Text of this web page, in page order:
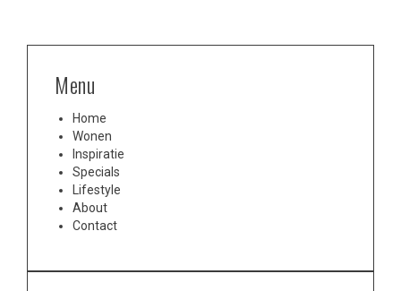
Menu
Home
Wonen
Inspiratie
Specials
Lifestyle
About
Contact